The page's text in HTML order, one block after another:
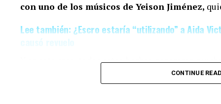
Epa Colombia y su
con uno de los músicos de Yeison Jiménez,
Lee también: ¿Escro estaría “utilizando” a Aida
Y en este caso, todos estos hechos generaron
Calderón contara, en una dinámica de preguntas
ue conoce al papá de su niña desde hace
CONTINUE